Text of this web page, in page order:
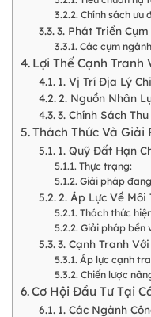
Chính sách ưu
3. Phát Triển
Các cụm
Lợi Thế Cạnh
1. Vị Trí Địa Lý
2. Nguồn Nhân
3. Chính Sách
Thách Thức Và Giải
1. Quỹ Đất Hạn
Thực trạng:
Giải pháp
2. Áp Lực Về
Thách thức
Giải pháp bền
3. Cạnh Tranh
Áp lực cạnh
Chiến lược
Cơ Hội Đầu Tư Tại
1. Các Ngành